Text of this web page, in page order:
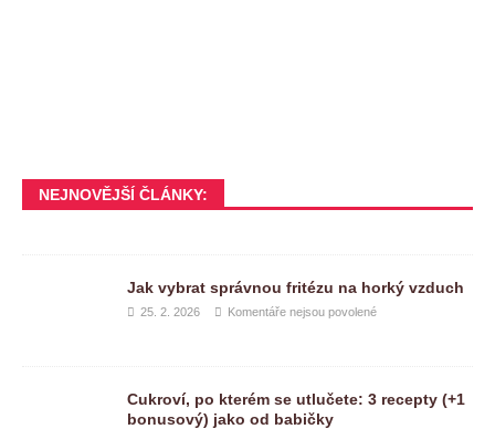
NEJNOVĚJŠÍ ČLÁNKY:
Jak vybrat správnou fritézu na horký vzduch
25. 2. 2026 Komentáře nejsou povolené
Cukroví, po kterém se utlučete: 3 recepty (+1
bonusový) jako od babičky